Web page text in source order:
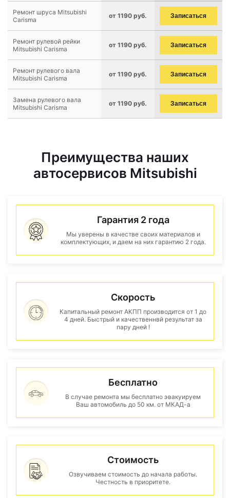
Ремонт шруса Mitsubishi
Carisma
от 1190 руб. Записаться
Ремонт рулевой рейки
Mitsubishi Carisma
от 1190 руб. Записаться
Ремонт рулевого вала
Mitsubishi Carisma
от 1190 руб. Записаться
Замена рулевого вала
Mitsubishi Carisma
от 1190 руб. Записаться
Преимущества наших
автосервисов Mitsubishi
Гарантия 2 года
Мы уверены в качестве своих материалов и
комплектующих, и даем на них гарантию 2 года.
Скорость
Капитальный ремонт АКПП производится от 1 до
4 дней. Быстрый и качественнвй результат за
пару дней !
Бесплатно
В случае ремонта мы бесплатно эвакуируем
Ваш автомобиль до 50 км. от МКАД-а
Стоимость
Озвучиваем стоимость до начала работы.
Честность в приоритете.